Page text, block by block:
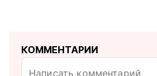
КОММЕНТАРИИ